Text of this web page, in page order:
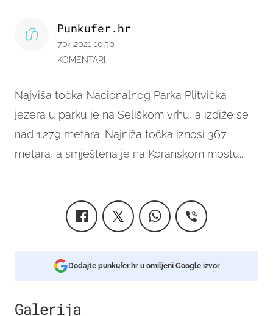
Najviša točka Nacionalnog Parka Plitvička
jezera u parku je na Seliškom vrhu, a izdiže se
nad 1.279 metara. Najniža točka iznosi 367
metara, a smještena je na Koranskom mostu...
Punkufer.hr
7.04.2021 10:50
KOMENTARI
Dodajte punkufer.hr u omiljeni Google izvor
Galerija